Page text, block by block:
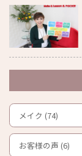
メイク (74)
お客様の声 (6)